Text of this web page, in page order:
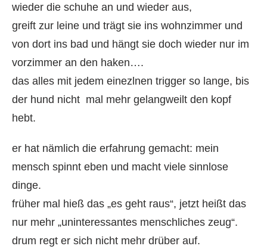
wieder die schuhe an und wieder aus,
greift zur leine und trägt sie ins wohnzimmer und
von dort ins bad und hängt sie doch wieder nur im
vorzimmer an den haken….
das alles mit jedem einezlnen trigger so lange, bis
der hund nicht mal mehr gelangweilt den kopf
hebt.
er hat nämlich die erfahrung gemacht: mein
mensch spinnt eben und macht viele sinnlose
dinge.
früher mal hieß das „es geht raus“, jetzt heißt das
nur mehr „uninteressantes menschliches zeug“.
drum regt er sich nicht mehr drüber auf.